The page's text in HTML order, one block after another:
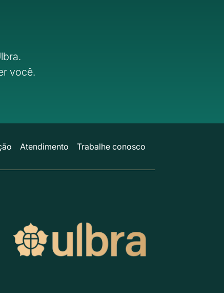
você.
Atendimento Trabalhe conosco